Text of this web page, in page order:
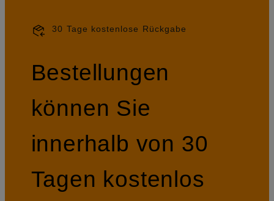
30 Tage kostenlose Rückgabe
Bestellungen
können Sie
innerhalb von 30
Tagen kostenlos